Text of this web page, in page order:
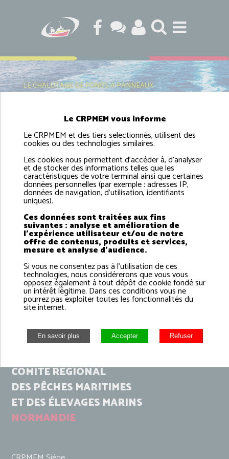
LE CHALUTAGE DE FONDS À PANNEAUX
Le chalutage de fonds à
panneaux
COMITÉ RÉGIONAL
DES PÊCHES MARITIMES
ET DES ÉLEVAGES MARINS
NORMANDIE
Le CRPMEM vous informe
Le CRPMEM et des tiers selectionnés, utilisent des
cookies ou des technologies similaires.
Les cookies nous permettent d'accéder à, d'analyser
et de stocker des informations telles que les
caractéristiques de votre terminal ainsi que certaines
données personnelles (par exemple : adresses IP,
données de navigation, d'utilisation, identifiants
uniques).
Ces données sont traitées aux fins
suivantes : analyse et amélioration de
l'expérience utilisateur et/ou de notre
offre de contenus, produits et services,
mesure et analyse d'audience.
Si vous ne consentez pas à l'utilisation de ces
technologies, nous considérerons que vous vous
opposez également à tout dépôt de cookie fondé sur
un intérêt légitime. Dans ces conditions vous ne
pourrez pas exploiter toutes les fonctionnalités du
site internet.